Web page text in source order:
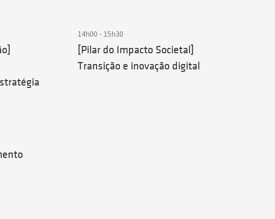
14h00 - 15h30
[Pilar do Impacto Societal]
Transição e inovação digital